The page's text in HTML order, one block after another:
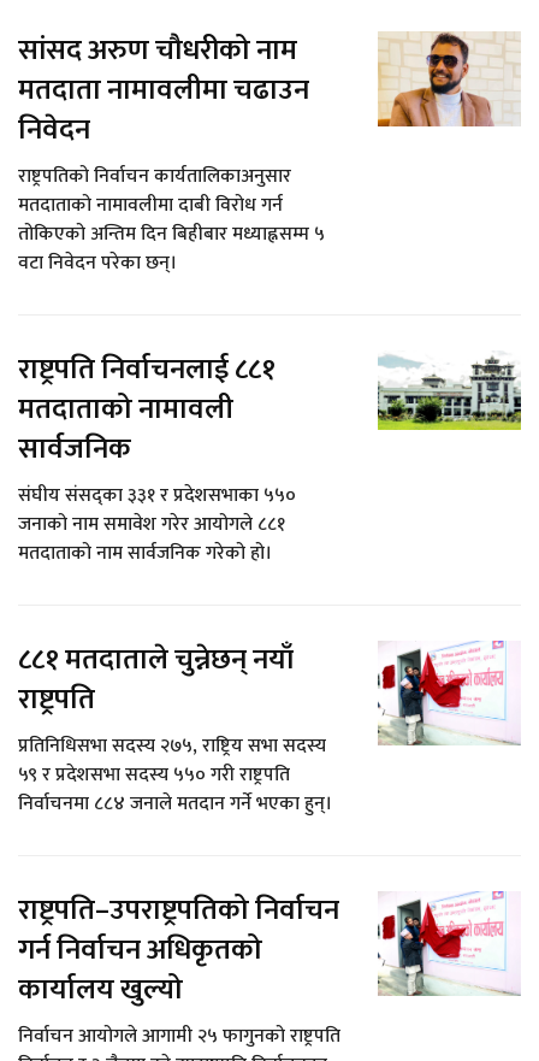
सांसद अरुण चौधरीको नाम
मतदाता नामावलीमा चढाउन
निवेदन
राष्ट्रपतिको निर्वाचन कार्यतालिकाअनुसार
मतदाताको नामावलीमा दाबी विरोध गर्न
तोकिएको अन्तिम दिन बिहीबार मध्याह्नसम्म ५
वटा निवेदन परेका छन्।
राष्ट्रपति निर्वाचनलाई ८८१
मतदाताको नामावली
सार्वजनिक
संघीय संसद्का ३३१ र प्रदेशसभाका ५५०
जनाको नाम समावेश गरेर आयोगले ८८१
मतदाताको नाम सार्वजनिक गरेको हो।
८८१ मतदाताले चुन्नेछन् नयाँ
राष्ट्रपति
प्रतिनिधिसभा सदस्य २७५, राष्ट्रिय सभा सदस्य
५९ र प्रदेशसभा सदस्य ५५० गरी राष्ट्रपति
निर्वाचनमा ८८४ जनाले मतदान गर्ने भएका हुन्।
राष्ट्रपति–उपराष्ट्रपतिको निर्वाचन
गर्न निर्वाचन अधिकृतको
कार्यालय खुल्यो
निर्वाचन आयोगले आगामी २५ फागुनको राष्ट्रपति